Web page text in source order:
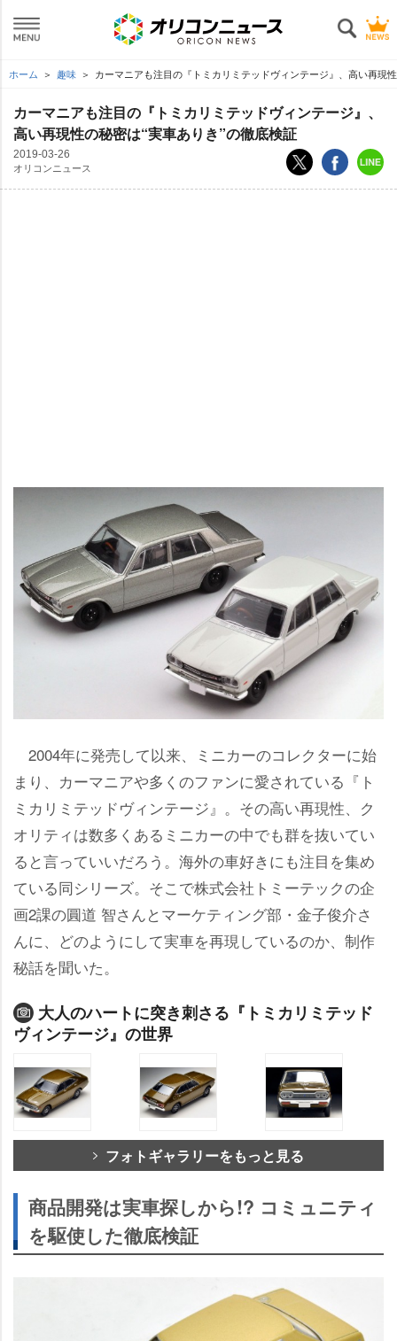
ホーム 趣味 カーマニアも注目の『トミカリミテッドヴィンテージ』、高い再現
カーマニアも注目の『トミカリミテッドヴィンテージ』、
高い再現性の秘密は“実車ありき”の徹底検証
2019-03-26
オリコンニュース
2004年に発売して以来、ミニカーのコレクターに始
まり、カーマニアや多くのファンに愛されている『ト
ミカリミテッドヴィンテージ』。その高い再現性、ク
オリティは数多くあるミニカーの中でも群を抜いてい
ると言っていいだろう。海外の車好きにも注目を集め
ている同シリーズ。そこで株式会社トミーテックの企
画2課の圓道 智さんとマーケティング部・金子俊介さ
んに、どのようにして実車を再現しているのか、制作
秘話を聞いた。
大人のハートに突き刺さる『トミカリミテッド
ヴィンテージ』の世界
フォトギャラリーをもっと見る
商品開発は実車探しから!? コミュニティ
を駆使した徹底検証